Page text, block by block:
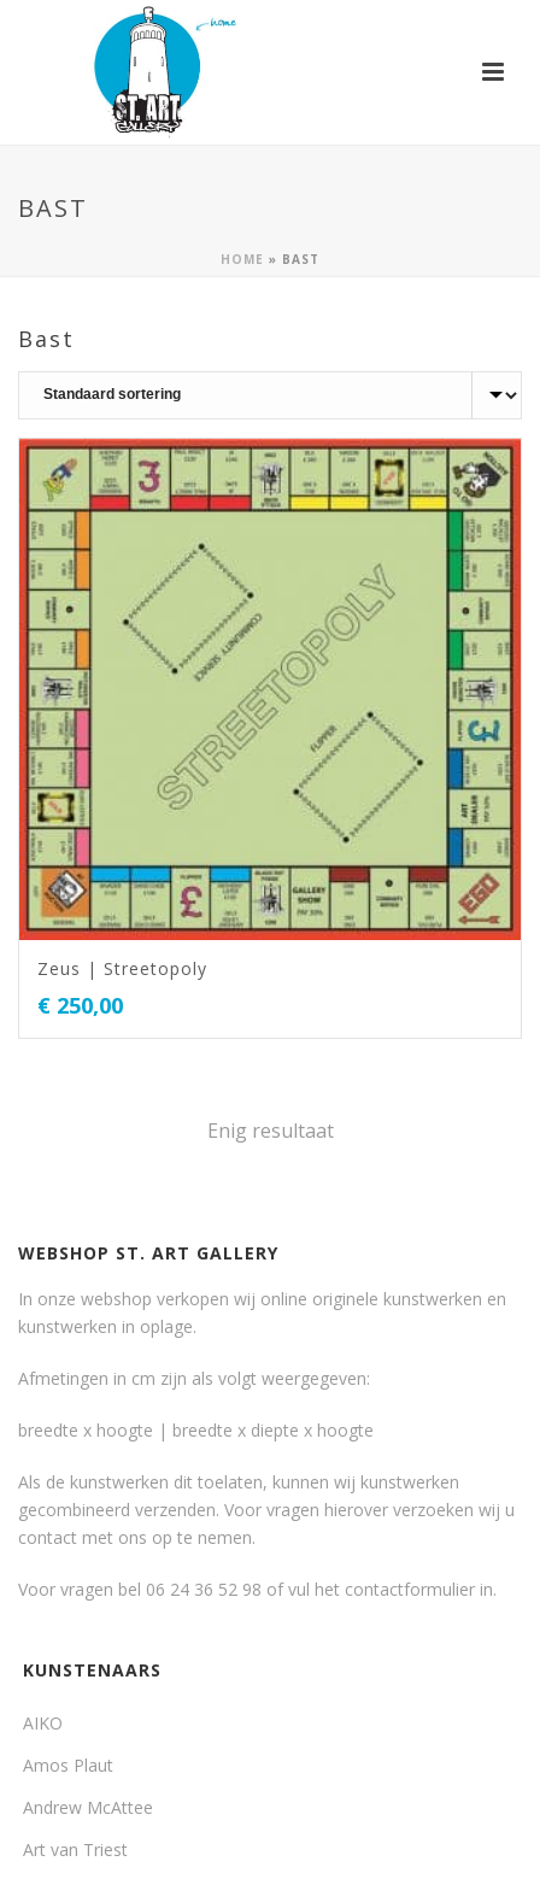
BAST
HOME » BAST
Bast
Zeus | Streetopoly
€ 250,00
Enig resultaat
WEBSHOP ST. ART GALLERY
In onze webshop verkopen wij online originele kunstwerken en
kunstwerken in oplage.
Afmetingen in cm zijn als volgt weergegeven:
breedte x hoogte | breedte x diepte x hoogte
Als de kunstwerken dit toelaten, kunnen wij kunstwerken
gecombineerd verzenden. Voor vragen hierover verzoeken wij u
contact met ons op te nemen.
Voor vragen bel 06 24 36 52 98 of vul het contactformulier in.
KUNSTENAARS
AIKO
Amos Plaut
Andrew McAttee
Art van Triest